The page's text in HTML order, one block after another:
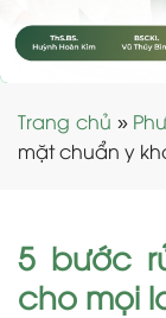
Trang chủ »
mặt chuẩn y
5 bước
cho mọi